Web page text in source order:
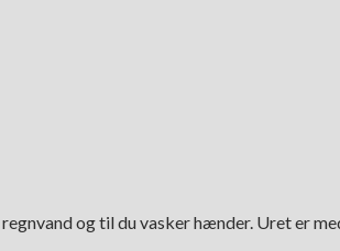
og til du vasker hænder. Uret er